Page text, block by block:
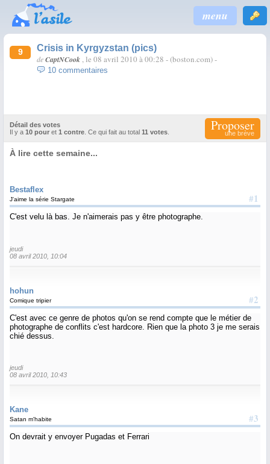
menu
9 Crisis in Kyrgyzstan (pics)
deCaptNCook , le 08 avril 2010 à 00:28 -(boston.com)-
10 commentaires
Proposer
une brève
Détail des votes
Il y a 10 pour et 1 contre . Ce qui fait au total 11 votes
À lire cette semaine...
Bestaflex
#1
J'aime la série Stargate
C'est velu là bas. Je n'aimerais pas y être photographe.
jeudi
08 avril 2010, 10:04
hohun
#2
Comique tripier
C'est avec ce genre de photos qu'on se rend compte que le métier de
photographe de conflits c'est hardcore. Rien que la photo 3 je me serais
chié dessus.
jeudi
08 avril 2010, 10:43
Kane
#3
Satan m'habite
On devrait y envoyer Pugadas et Ferrari